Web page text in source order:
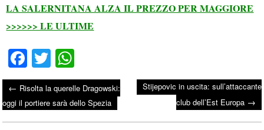
LA SALERNITANA ALZA IL PREZZO PER MAGGIORE
>>>>>> LE ULTIME
Fa
ce
bo
ok
T
wi
tte
r
ha
ts
A
Post navigation
← Risolta la querelle Dragowski:
oggi il portiere sarà dello Spezia
Stijepovic in uscita: sull’attaccante
club dell’Est Europa →